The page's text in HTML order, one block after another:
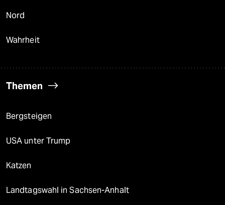
Nord
Wahrheit
Themen
Bergsteigen
USA unter Trump
Katzen
Landtagswahl in Sachsen-Anhalt